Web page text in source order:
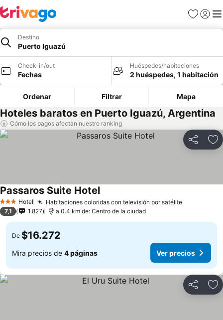
Favoritos
Iniciar
Destino
Puerto Iguazú
Check-in/out
Fechas
Huéspedes/habitaciones
2 huéspedes, 1 habitación
Ordenar Filtrar Mapa
Hoteles baratos en Puerto Iguazú, Argentina
Cómo los pagos afectan nuestro ranking
Compartir
3 Estrellas
Hotel Habitaciones coloridas con televisión por satélite
Passaros Suite Hotel
7,1 1.827 a 0.4 km de: Centro de la ciudad
De $16.272
Mira precios de 4 páginas Ver precios
Compartir